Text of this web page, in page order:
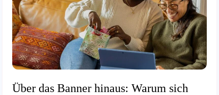
Über das Banner hinaus: Warum sich